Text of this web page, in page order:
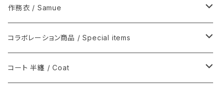
シルクウール, ウール / Silk-wool, Wool
夏きもの / Summer kimono
その他 / Others
伊藤若冲シリーズ / Ito Jakuchu
その他 / Others
木綿(片貝木綿ほか) / Cotton
シルク / Silk
シルクウール, ウール / Silk-wool, Wool
作務衣 / Samue
ウール / Wool
ウールシルク / Wool-Silk
コラボレーション商品 / Special items
T-KIMONO / ティー キモノ
コート 半纏 / Coat